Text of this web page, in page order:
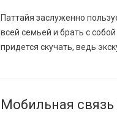
Паттайя заслуженно
всей семьей и брать с
придется скучать, ведь
Мобильная